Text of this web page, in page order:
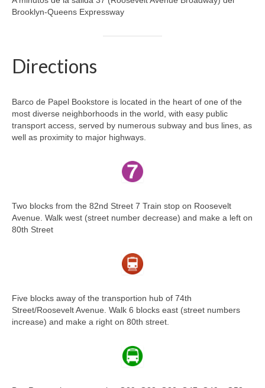
Brooklyn-Queens Expressway
Directions
Barco de Papel Bookstore is located in the heart of one of the
most diverse neighborhoods in the world, with easy public
transport access, served by numerous subway and bus lines, as
well as proximity to major highways.
Two blocks from the 82nd Street 7 Train stop on Roosevelt
Avenue. Walk west (street number decrease) and make a left on
80th Street
Five blocks away of the transportion hub of 74th
Street/Roosevelt Avenue. Walk 6 blocks east (street numbers
increase) and make a right on 80th street.